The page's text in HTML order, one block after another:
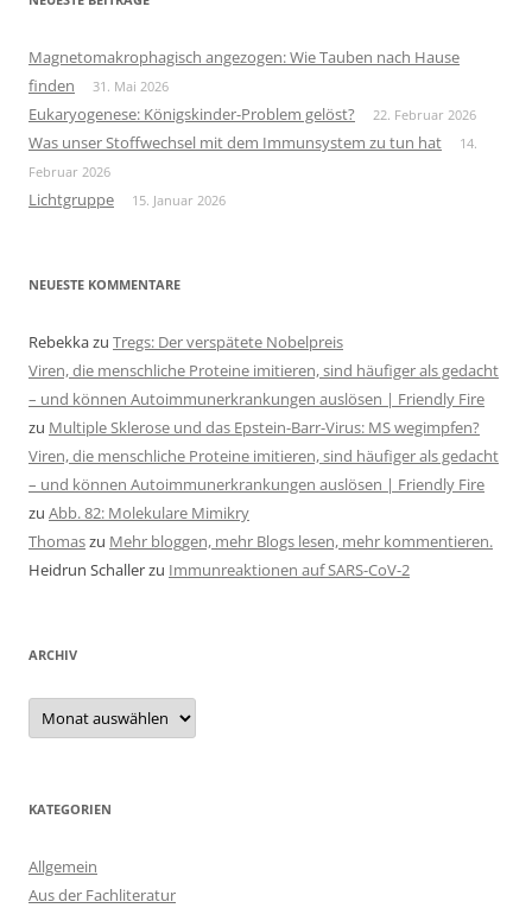
Magnetomakrophagisch angezogen: Wie Tauben nach Hause
finden
31. Mai 2026
Eukaryogenese: Königskinder-Problem gelöst? 22. Februar 2026
Was unser Stoffwechsel mit dem Immunsystem zu tun hat
14.
Februar 2026
Lichtgruppe 15. Januar 2026
NEUESTE KOMMENTARE
Rebekkazu Tregs: Der verspätete Nobelpreis
Viren, die menschliche Proteine imitieren, sind häufiger als gedacht
– und können Autoimmunerkrankungen auslösen | Friendly Fire
zu Multiple Sklerose und das Epstein-Barr-Virus: MS wegimpfen?
Viren, die menschliche Proteine imitieren, sind häufiger als gedacht
– und können Autoimmunerkrankungen auslösen | Friendly Fire
zu Abb. 82: Molekulare Mimikry
Thomaszu Mehr bloggen, mehr Blogs lesen, mehr kommentieren.
Heidrun Schallerzu Immunreaktionen auf SARS-CoV-2
ARCHIV
Archiv
KATEGORIEN
Allgemein
Aus der Fachliteratur